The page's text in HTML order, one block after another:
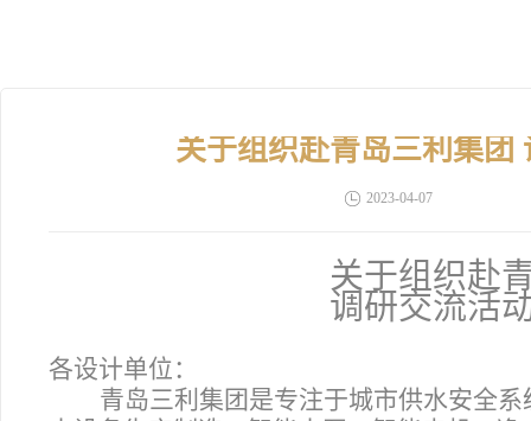
关于组织赴青岛三利集团
2023-04-07
关于组织赴
调研交流活
各设计单位：
青岛三利集团是专注于城市供水安全